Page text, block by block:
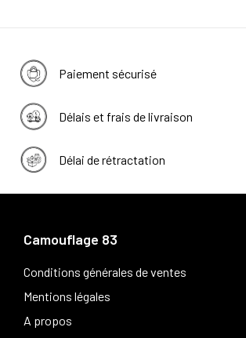
Paiement sécurisé
Délais et frais de livraison
Délai de rétractation
Camouflage 83
Conditions générales de ventes
Mentions légales
A propos